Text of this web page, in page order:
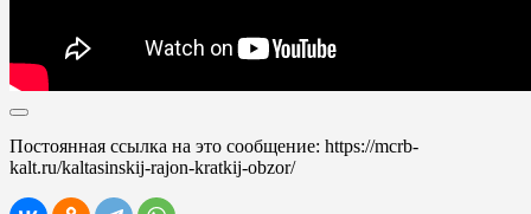
Постоянная ссылка на это сообщение: https://mcrb-
kalt.ru/kaltasinskij-rajon-kratkij-obzor/